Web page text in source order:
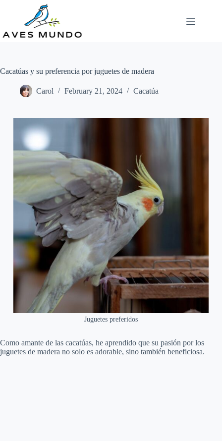
Cacatúas y su preferencia por juguetes de madera
Carol February 21, 2024 Cacatúa
Juguetes preferidos
Como amante de las cacatúas, he aprendido que su pasión por los
juguetes de madera no solo es adorable, sino también beneficiosa.